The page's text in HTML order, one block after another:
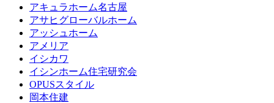
アキュラホーム名古屋
アサヒグローバルホーム
アッシュホーム
アメリア
イシカワ
イシンホーム住宅研究会
OPUSスタイル
岡本住建